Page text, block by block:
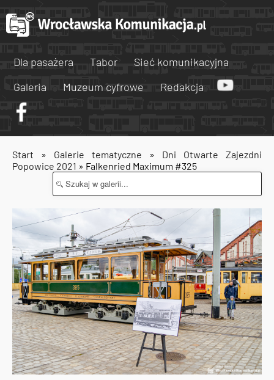
Dla pasażera Tabor
Sieć komunikacyjna
Galeria
Muzeum cyfrowe Redakcja
Start » Galerie tematyczne » Dni Otwarte Zajezdni
Popowice 2021 » Falkenried Maximum #325